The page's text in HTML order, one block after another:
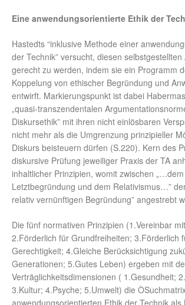
Eine anwendungsorientierte Ethik der
Hastedts “inklusive Methode einer
der Technik” versucht, diesen
gerecht zu werden, indem sie ein Programm
Koppelung von ethischer Begründung und
entwirft. Markierungspunkt ist dabei
„quasi-transzendentalen
Diskursethik” mit ihren nicht einlösbaren
nicht mehr als die Umgrenzung prinzipieller
Diskurs beisteuern dürfen (S.220). Kern des
diskursive Prüfung jeweiliger Praxis der TA
inhaltlicher Prinzipien, womit zwischen
Letztbegründung und dem Relativismus…”
relativ vernünftigen Begründung” angestrebt
Die fünf normativen Prinzipien (1.Vereinbar
2.Förderlich für Grundfreiheiten; 3.Förderlich
Gerechtigkeit; 4.Gleiche Berücksichtigung
Generationen; 5.Gutes Leben) ergeben mit
Verträglichkeitsdimensionen ( 1.Gesundheit;
3.Kultur; 4.Psyche; 5.Umwelt) die